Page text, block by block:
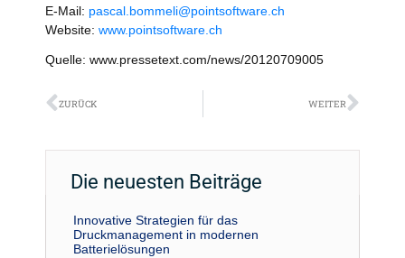
E-Mail: pascal.bommeli@pointsoftware.ch
Website: www.pointsoftware.ch
Quelle: www.pressetext.com/news/20120709005
Zurück
ZURÜCK WEITER
Die neuesten Beiträge
Innovative Strategien für das
Druckmanagement in modernen
Batterielösungen